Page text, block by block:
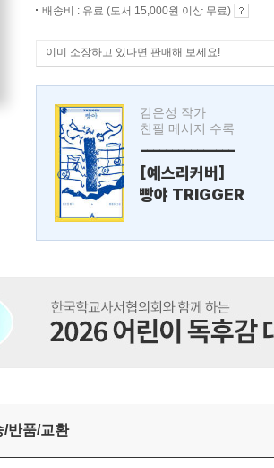
배송비 : 유료 (도서 15,000원 이상 무료)
이미 소장하고 있다면 판매해 보세요!
김은성 작가
친필 메시지 수록
---------------
[예스리커버]
빵야 TRIGGER
/반품/교환